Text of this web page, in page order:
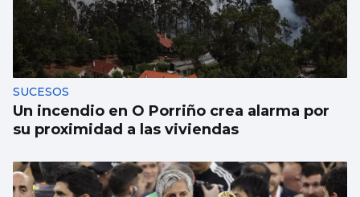
SUCESOS
Un incendio en O Porriño crea alarma por
su proximidad a las viviendas